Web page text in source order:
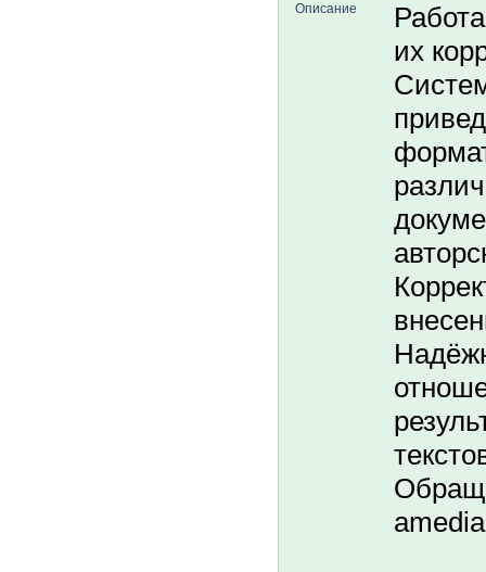
Описание
их